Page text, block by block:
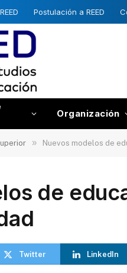
Postulación a REED
Organización
» Nuevos modelos de
de
Twitter LinkedIn